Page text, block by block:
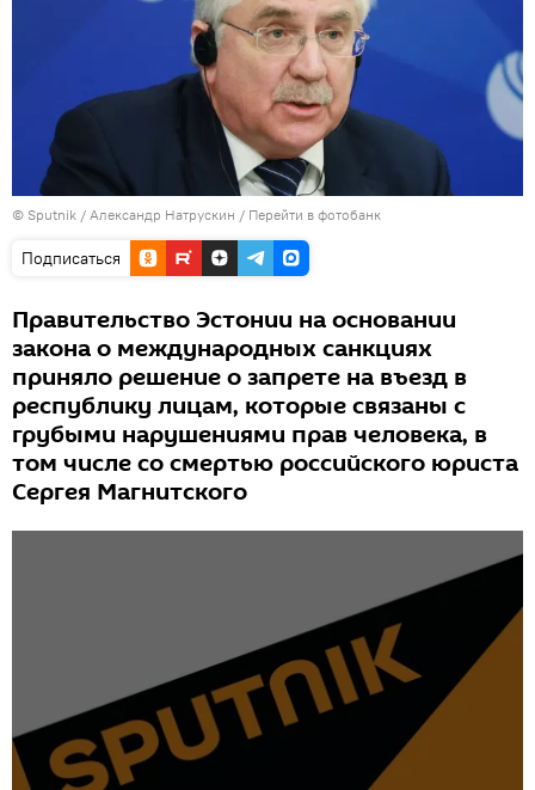
© Sputnik / Александр Натрускин / Перейти в фотобанк
Подписаться
Правительство Эстонии на основании
закона о международных санкциях
приняло решение о запрете на въезд в
республику лицам, которые связаны с
грубыми нарушениями прав человека, в
том числе со смертью российского юриста
Сергея Магнитского